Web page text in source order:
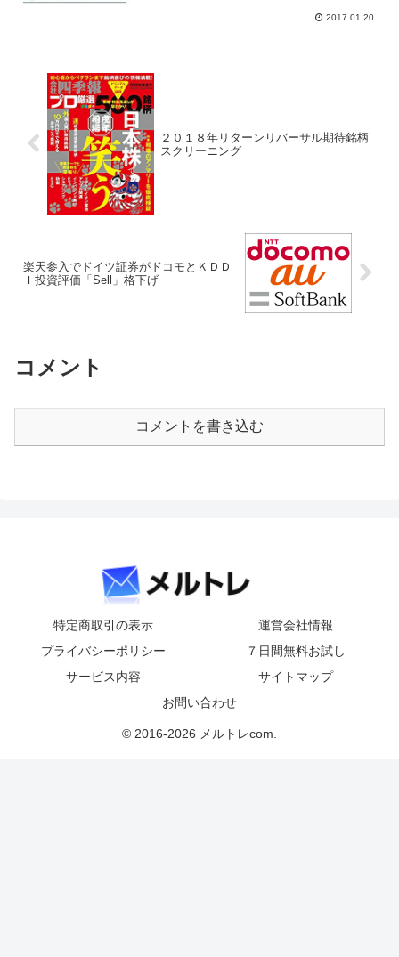
サーチ社が「ガス欠前の単細胞」とレポ
2017.01.20
２０１８年リターンリバーサル期待銘柄
スクリーニング
楽天参入でドイツ証券がドコモとＫＤＤ
Ｉ投資評価「Sell」格下げ
コメント
コメントを書き込む
特定商取引の表示
運営会社情報
プライバシーポリシー
７日間無料お試し
サービス内容
サイトマップ
お問い合わせ
© 2016-2026 メルトレcom.